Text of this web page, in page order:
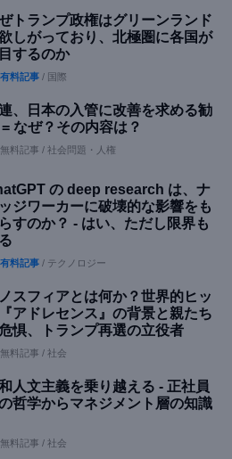
トランプ政権はグリーンランド
しがっており、北極圏に各国が
するのか
有料記事/ 国際
、日本の入管に改善を求める勧
なぜ？その内容は？
無料記事 / 社会問題・人権
の deep research は、ナ
ジワーカーに破壊的な影響をも
すのか？ - はい、ただし限界も
有料記事/ テクノロジー
スフィアとは何か？世界的ヒッ
『アドレセンス』の背景と親たち
惧、トランプ再選の立役者
無料記事 / 社会
人文主義を乗り越える - 正社員
哲学からマネジメント層の知識
無料記事 / 社会